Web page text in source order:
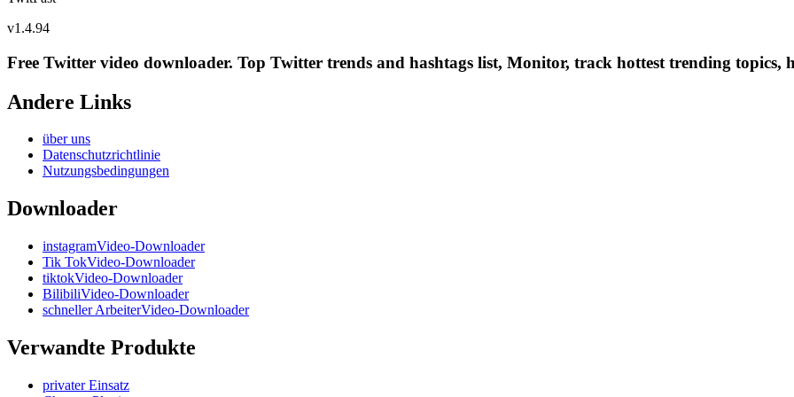
v1.4.94
Free Twitter video downloader. Top Twitter trends and hashtags list, Monitor, track hottest trending topics,
Andere Links
über uns
Datenschutzrichtlinie
Nutzungsbedingungen
Downloader
instagramVideo-Downloader
Tik TokVideo-Downloader
tiktokVideo-Downloader
BilibiliVideo-Downloader
schneller ArbeiterVideo-Downloader
Verwandte Produkte
privater Einsatz